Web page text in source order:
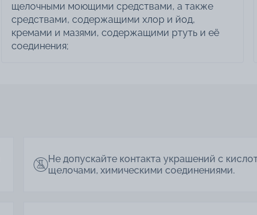
щелочными моющими средствами, а также
средствами, содержащими хлор и йод,
кремами и мазями, содержащими ртуть и её
соединения;
Не допускайте контакта украшений с
щелочами, химическими соединениями.